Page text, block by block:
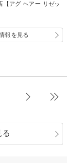
アグ ヘアー リゼッ
報を見る
る